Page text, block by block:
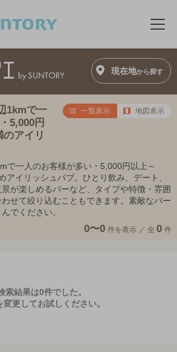
メ
現在地から探す
1kmで一
5,000円
のアイリ
一覧表示 地図表示
で一人のお客様が多い・5,000円以上～
アイリッシュパブ。ひとり飲み、デート、
が楽しめるバーなど、タイプや特徴・雰囲
せて絞り込むこともできます。素敵なバー
でください。
0〜0 件を表示 ／ 全 0 件
索結果は0件でした。
変更してお試しください。